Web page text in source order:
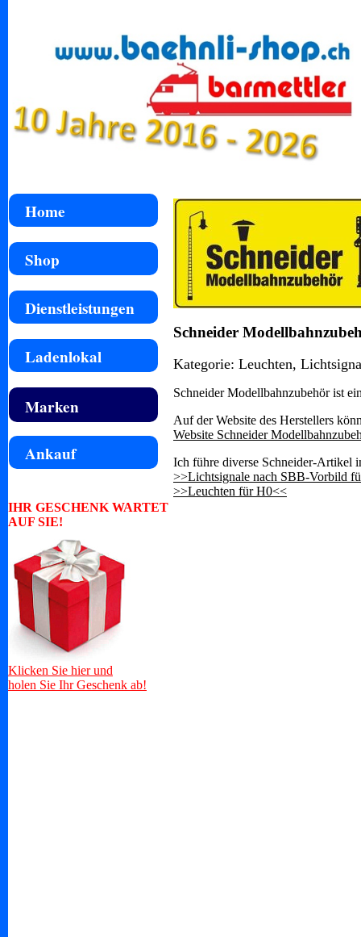
Home
Shop
Dienstleistungen
Ladenlokal
Marken
Ankauf
IHR GESCHENK WARTET
AUF SIE!
Klicken Sie hier und
holen Sie Ihr Geschenk ab!
Schneider
Kategorie: Leuchten,
Schneider Modellbahnzubehör ist
Auf der Website des Herstellers
Website Schneider
Ich führe diverse Schneider-Artikel
>>Lichtsignale nach SBB-Vorbild
>>Leuchten für H0<<